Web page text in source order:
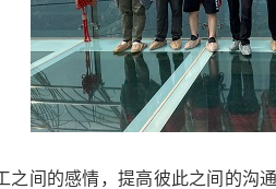
之间的感情，提高彼此之间的沟